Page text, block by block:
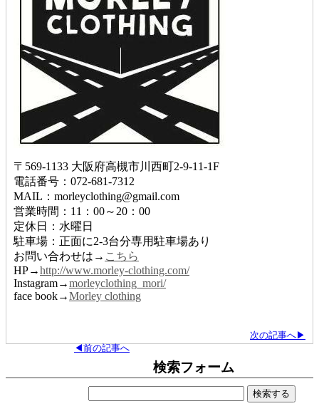
〒569-1133 大阪府高槻市川西町2-9-11-1F
電話番号：072-681-7312
MAIL：morleyclothing@gmail.com
営業時間：11：00～20：00
定休日：水曜日
駐車場：正面に2-3台分専用駐車場あり
お問い合わせは→ こちら
HP→http://www.morley-clothing.com/
Instagram→morleyclothing_mori/
face book→Morley clothing
次の記事へ▶
◀前の記事へ
検索フォーム